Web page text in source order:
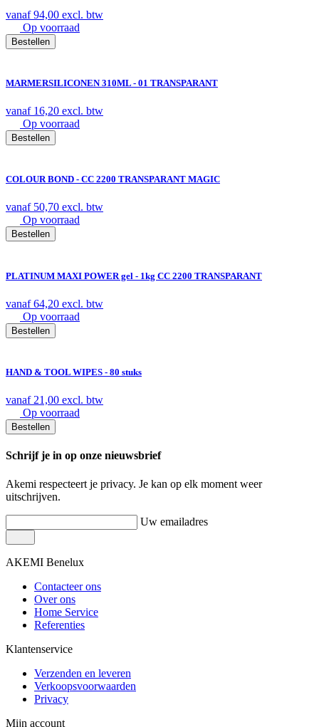
vanaf94,00 excl. btw
Op voorraad
Bestellen
MARMERSILICONEN 310ML - 01 TRANSPARANT
vanaf 16,20 excl. btw
Op voorraad
Bestellen
COLOUR BOND - CC 2200 TRANSPARANT MAGIC
vanaf 50,70 excl. btw
Op voorraad
Bestellen
PLATINUM MAXI POWER gel - 1kg CC 2200 TRANSPARANT
vanaf64,20 excl. btw
Op voorraad
Bestellen
HAND & TOOL WIPES - 80 stuks
vanaf 21,00 excl. btw
Op voorraad
Bestellen
Schrijf je in op onze nieuwsbrief
Akemi respecteert je privacy. Je kan op elk moment weer
uitschrijven.
Uw emailadres
AKEMI Benelux
Contacteer ons
Over ons
Home Service
Referenties
Klantenservice
Verzenden en leveren
Verkoopsvoorwaarden
Privacy
Mijn account